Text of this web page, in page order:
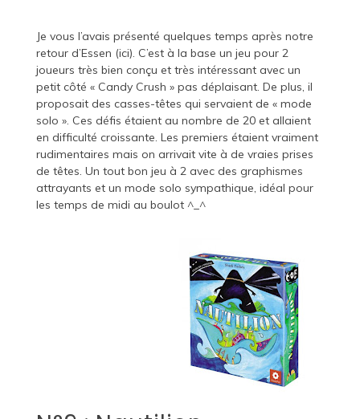
Je vous l’avais présenté quelques temps après notre
retour d’Essen (ici). C’est à la base un jeu pour 2
joueurs très bien conçu et très intéressant avec un
petit côté « Candy Crush » pas déplaisant. De plus, il
proposait des casses-têtes qui servaient de « mode
solo ». Ces défis étaient au nombre de 20 et allaient
en difficulté croissante. Les premiers étaient vraiment
rudimentaires mais on arrivait vite à de vraies prises
de têtes. Un tout bon jeu à 2 avec des graphismes
attrayants et un mode solo sympathique, idéal pour
les temps de midi au boulot ^_^